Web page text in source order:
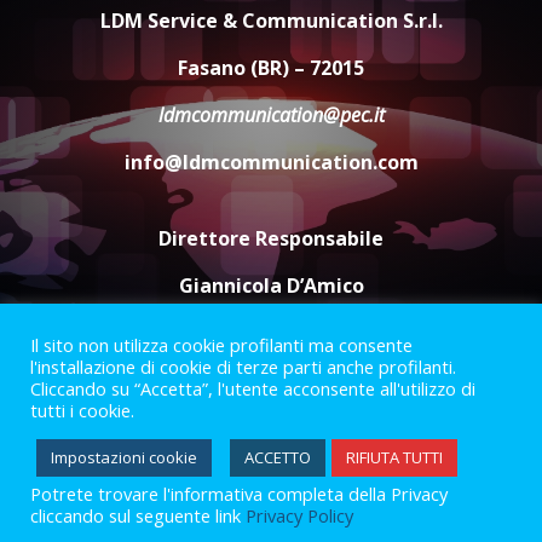
Santis
8 Agosto 2026 07:30
Politiche Giovanili e Mobilità
Sostenibile: premiati gli studenti
universitari del bando “La strada
giusta”
8 Agosto 2026 07:15
LDM Service & Communication S.r.l.
Fasano (BR) – 72015
ldmcommunication@pec.it
info@ldmcommunication.com
Direttore Responsabile
Giannicola D’Amico
Termini e Condizioni
Privacy Policy
Informazioni Legali
Facebook
Instagram
Youtube
2023 © Gofasano|Powered byCreativestudio
Il sito non utilizza cookie profilanti ma consente
l'installazione di cookie di terze parti anche profilanti.
Cliccando su “Accetta”, l'utente acconsente all'utilizzo di
tutti i cookie.
Impostazioni cookie ACCETTO RIFIUTA TUTTI
Potrete trovare l'informativa completa della Privacy
cliccando sul seguente link Privacy Policy